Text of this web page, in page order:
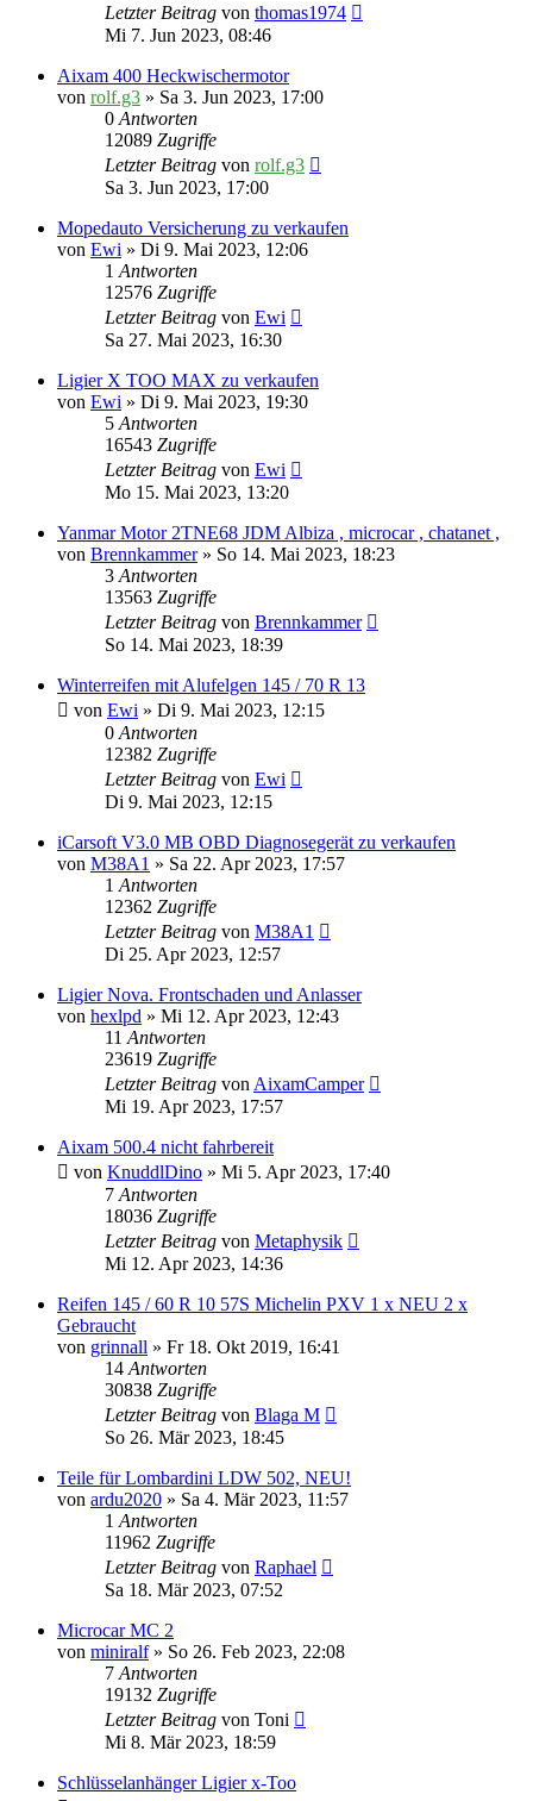
Letzter Beitrag von thomas1974
Mi 7. Jun 2023, 08:46
Aixam 400 Heckwischermotor
von rolf.g3 » Sa 3. Jun 2023, 17:00
0Antworten
12089 Zugriffe
Letzter Beitrag von rolf.g3
Sa 3. Jun 2023, 17:00
Mopedauto Versicherung zu verkaufen
von Ewi » Di 9. Mai 2023, 12:06
1Antworten
12576 Zugriffe
Letzter Beitrag von Ewi
Sa 27. Mai 2023, 16:30
Ligier X TOO MAX zu verkaufen
von Ewi » Di 9. Mai 2023, 19:30
5Antworten
16543 Zugriffe
Letzter Beitrag von Ewi
Mo 15. Mai 2023, 13:20
Yanmar Motor 2TNE68 JDM Albiza , microcar , chatanet ,
von Brennkammer» So 14. Mai 2023, 18:23
3Antworten
13563 Zugriffe
Letzter Beitrag von Brennkammer
So 14. Mai 2023, 18:39
Winterreifen mit Alufelgen 145 / 70 R 13
von Ewi » Di 9. Mai 2023, 12:15
0Antworten
12382 Zugriffe
Letzter Beitrag von Ewi
Di 9. Mai 2023, 12:15
iCarsoft V3.0 MB OBD Diagnosegerät zu verkaufen
von M38A1 » Sa 22. Apr 2023, 17:57
1Antworten
12362 Zugriffe
Letzter Beitrag von M38A1
Di 25. Apr 2023, 12:57
Ligier Nova. Frontschaden und Anlasser
von hexlpd » Mi 12. Apr 2023, 12:43
11Antworten
23619 Zugriffe
Letzter Beitrag vonAixamCamper
Mi 19. Apr 2023, 17:57
Aixam 500.4 nicht fahrbereit
von KnuddlDino » Mi 5. Apr 2023, 17:40
7Antworten
18036 Zugriffe
Letzter Beitrag von Metaphysik
Mi 12. Apr 2023, 14:36
Reifen 145 / 60 R 10 57S Michelin PXV 1 x NEU 2 x
Gebraucht
von grinnall » Fr 18. Okt 2019, 16:41
14Antworten
30838 Zugriffe
Letzter Beitrag von Blaga M
So 26. Mär 2023, 18:45
Teile für Lombardini LDW 502, NEU!
von ardu2020 » Sa 4. Mär 2023, 11:57
1Antworten
11962 Zugriffe
Letzter Beitrag von Raphael
Sa 18. Mär 2023, 07:52
Microcar MC 2
von miniralf» So 26. Feb 2023, 22:08
7Antworten
19132 Zugriffe
Letzter Beitrag von Toni
Mi 8. Mär 2023, 18:59
Schlüsselanhänger Ligier x-Too